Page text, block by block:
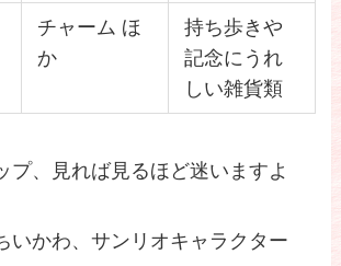
チャーム ほ
か
持ち歩きや
記念にうれ
しい雑貨類
プ、見れば見るほど迷いますよ
いかわ、サンリオキャラクター